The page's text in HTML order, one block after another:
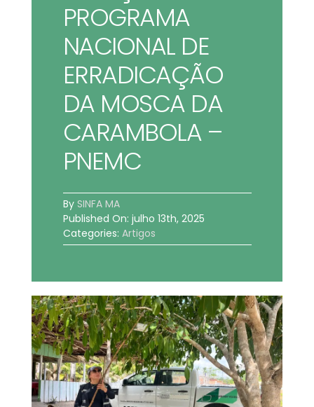
BOLETIM INFORMATIVO
NOTÍCIAS
BARREIRAS
PCCR JÁ – Galeria
PROGRAMA
NACIONAL DE
ERRADICAÇÃO
DA MOSCA DA
CARAMBOLA –
PNEMC
By SINFA MA
Published On: julho 13th, 2025
Categories: Artigos